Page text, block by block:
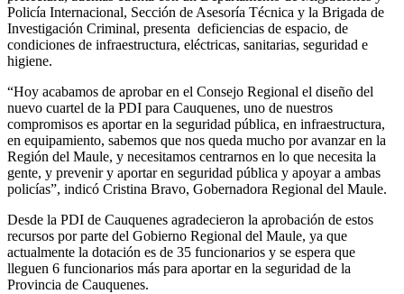
Policía Internacional, Sección de Asesoría Técnica y la Brigada de
Investigación Criminal, presenta deficiencias de espacio, de
condiciones de infraestructura, eléctricas, sanitarias, seguridad e
higiene.
“Hoy acabamos de aprobar en el Consejo Regional el diseño del
nuevo cuartel de la PDI para Cauquenes, uno de nuestros
compromisos es aportar en la seguridad pública, en infraestructura,
en equipamiento, sabemos que nos queda mucho por avanzar en la
Región del Maule, y necesitamos centrarnos en lo que necesita la
gente, y prevenir y aportar en seguridad pública y apoyar a ambas
policías”, indicó Cristina Bravo, Gobernadora Regional del Maule.
Desde la PDI de Cauquenes agradecieron la aprobación de estos
recursos por parte del Gobierno Regional del Maule, ya que
actualmente la dotación es de 35 funcionarios y se espera que
lleguen 6 funcionarios más para aportar en la seguridad de la
Provincia de Cauquenes.